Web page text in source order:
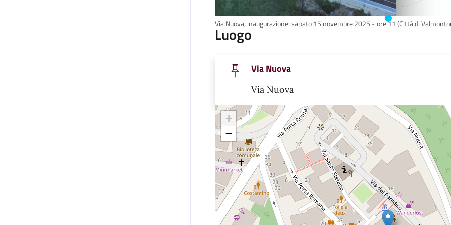
Via Nuova, inaugurazione: sabato 15 novembre 2025 - ore 11 (Città di
Luogo
Via Nuova
Via Nuova
+
−